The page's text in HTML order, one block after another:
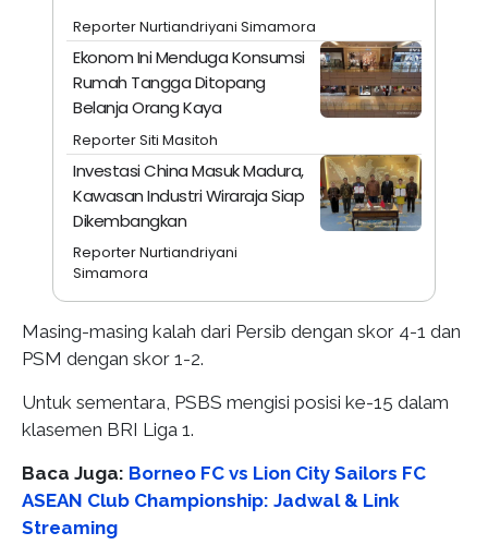
Reporter Nurtiandriyani Simamora
Ekonom Ini Menduga Konsumsi
Rumah Tangga Ditopang
Belanja Orang Kaya
Reporter Siti Masitoh
Investasi China Masuk Madura,
Kawasan Industri Wiraraja Siap
Dikembangkan
Reporter Nurtiandriyani
Simamora
Masing-masing kalah dari Persib dengan skor 4-1 dan
PSM dengan skor 1-2.
Untuk sementara, PSBS mengisi posisi ke-15 dalam
klasemen BRI Liga 1.
Baca Juga: Borneo FC vs Lion City Sailors FC
ASEAN Club Championship: Jadwal & Link
Streaming